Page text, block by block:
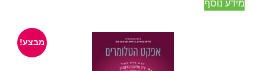
מידע נוסף
מבצע!